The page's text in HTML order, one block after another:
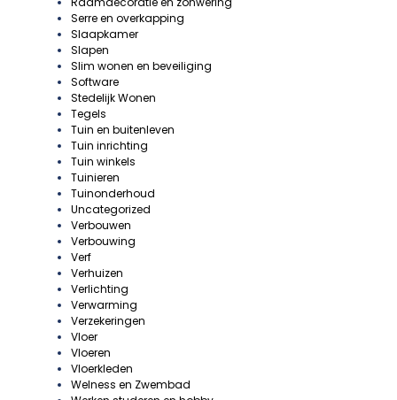
Serre en overkapping
Slaapkamer
Slapen
Slim wonen en beveiliging
Software
Stedelijk Wonen
Tegels
Tuin en buitenleven
Tuin inrichting
Tuin winkels
Tuinieren
Tuinonderhoud
Uncategorized
Verbouwen
Verbouwing
Verf
Verhuizen
Verlichting
Verwarming
Verzekeringen
Vloer
Vloeren
Vloerkleden
Welness en Zwembad